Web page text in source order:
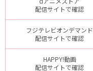
配信サイトで確認
フジテレビオンデマンド
配信サイトで確認
HAPPY!動画
配信サイトで確認